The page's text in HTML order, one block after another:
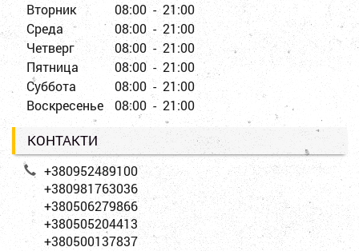
Вторник
08:00 - 21:00
Среда
08:00 - 21:00
Четверг
08:00 - 21:00
Пятница
08:00 - 21:00
Суббота
08:00 - 21:00
Воскресенье
08:00 - 21:00
КОНТАКТИ
+380952489100
+380981763036
+380506279866
+380505204413
+380500137837